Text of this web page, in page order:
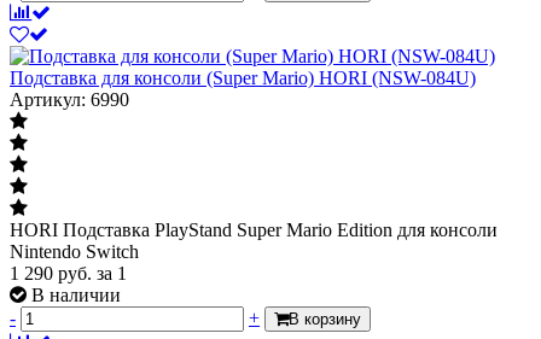
Подставка для консоли (Super Mario) HORI (NSW-084U)
Артикул: 6990
HORI Подставка PlayStand Super Mario Edition для консоли
Nintendo Switch
1 290 руб. за 1
В наличии
-
+ В корзину